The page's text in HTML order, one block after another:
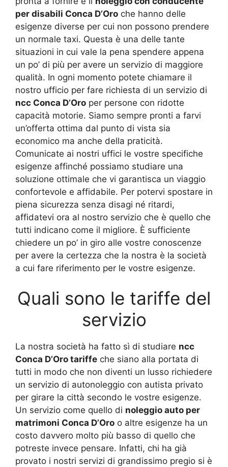
per disabili Conca D’Oro che hanno delle
esigenze diverse per cui non possono prendere
un normale taxi. Questa è una delle tante
situazioni in cui vale la pena spendere appena
un po’ di più per avere un servizio di maggiore
qualità. In ogni momento potete chiamare il
nostro ufficio per fare richiesta di un servizio di
ncc Conca D’Oro per persone con ridotte
capacità motorie. Siamo sempre pronti a farvi
un’offerta ottima dal punto di vista sia
economico ma anche della praticità.
Comunicate ai nostri uffici le vostre specifiche
esigenze affinché possiamo studiare una
soluzione ottimale che vi garantisca un viaggio
confortevole e affidabile. Per potervi spostare in
piena sicurezza senza disagi né ritardi,
affidatevi ora al nostro servizio che è quello che
tutti indicano come il migliore. È sufficiente
chiedere un po’ in giro alle vostre conoscenze
per avere la certezza che la nostra è la società
a cui fare riferimento per le vostre esigenze.
Quali sono le tariffe del
servizio
La nostra società ha fatto sì di studiare ncc
Conca D’Oro tariffe che siano alla portata di
tutti in modo che non diventi un lusso richiedere
un servizio di autonoleggio con autista privato
per girare la città secondo le vostre esigenze.
Un servizio come quello di noleggio auto per
matrimoni Conca D’Oro o altre esigenze ha un
costo davvero molto più basso di quello che
potreste invece pensare. Infatti, chi ha già
provato i nostri servizi di grandissimo pregio si è